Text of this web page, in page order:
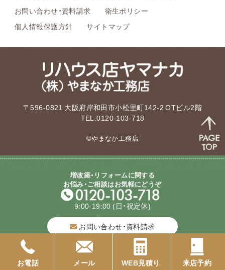
お問い合わせ・資料請求
衛生ポリシー
個人情報保護方針
サイトマップ
〒596-0821 大阪府岸和田市小松里町142-2 OTビル2階
TEL.0120-103-718
©やまなか工務店
増改築・リフォームに関する
お悩み・ご相談はお気軽にどうぞ
9:00-19:00 (日・祝定休)
お問い合わせ・資料請求
お電話 メール WEB見積り 来店予約